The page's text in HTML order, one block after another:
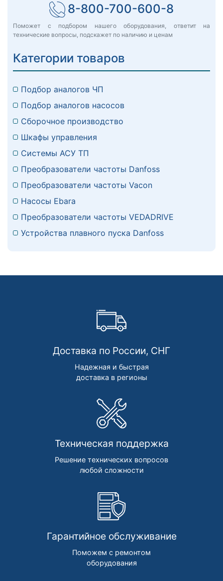
8-800-700-600-8
Поможет с подбором нашего оборудования, ответит на
технические вопросы, подскажет по наличию и ценам
Категории товаров
Подбор аналогов ЧП
Подбор аналогов насосов
Сборочное производство
Шкафы управления
Системы АСУ ТП
Преобразователи частоты Danfoss
Преобразователи частоты Vacon
Насосы Ebara
Преобразователи частоты VEDADRIVE
Устройства плавного пуска Danfoss
Доставка по России, СНГ
Надежная и быстрая
доставка в регионы
Техническая поддержка
Решение технических вопросов
любой сложности
Гарантийное обслуживание
Поможем с ремонтом
оборудования